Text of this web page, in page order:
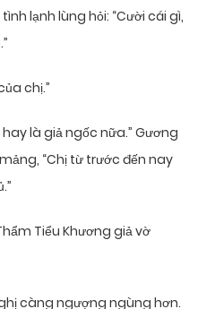
lạnh lùng hỏi: “Cười cái gì,
chị.”
là giả ngốc nữa.” Gương
“Chị từ trước đến nay
Tiểu Khương giả vờ
càng ngượng ngùng hơn.